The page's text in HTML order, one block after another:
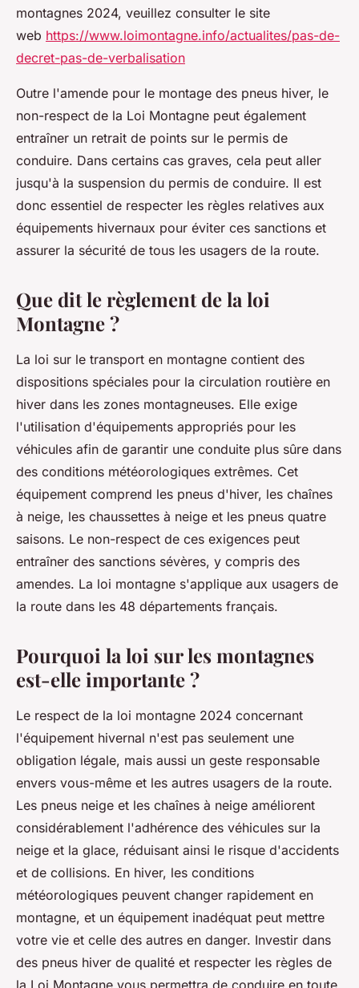
montagnes 2024, veuillez consulter le site
web https://www.loimontagne.info/actualites/pas-de-
decret-pas-de-verbalisation
Outre l'amende pour le montage des pneus hiver, le
non-respect de la Loi Montagne peut également
entraîner un retrait de points sur le permis de
conduire. Dans certains cas graves, cela peut aller
jusqu'à la suspension du permis de conduire. Il est
donc essentiel de respecter les règles relatives aux
équipements hivernaux pour éviter ces sanctions et
assurer la sécurité de tous les usagers de la route.
Que dit le règlement de la loi
Montagne ?
La loi sur le transport en montagne contient des
dispositions spéciales pour la circulation routière en
hiver dans les zones montagneuses. Elle exige
l'utilisation d'équipements appropriés pour les
véhicules afin de garantir une conduite plus sûre dans
des conditions météorologiques extrêmes. Cet
équipement comprend les pneus d'hiver, les chaînes
à neige, les chaussettes à neige et les pneus quatre
saisons. Le non-respect de ces exigences peut
entraîner des sanctions sévères, y compris des
amendes. La loi montagne s'applique aux usagers de
la route dans les 48 départements français.
Pourquoi la loi sur les montagnes
est-elle importante ?
Le respect de la loi montagne 2024 concernant
l'équipement hivernal n'est pas seulement une
obligation légale, mais aussi un geste responsable
envers vous-même et les autres usagers de la route.
Les pneus neige et les chaînes à neige améliorent
considérablement l'adhérence des véhicules sur la
neige et la glace, réduisant ainsi le risque d'accidents
et de collisions. En hiver, les conditions
météorologiques peuvent changer rapidement en
montagne, et un équipement inadéquat peut mettre
votre vie et celle des autres en danger. Investir dans
des pneus hiver de qualité et respecter les règles de